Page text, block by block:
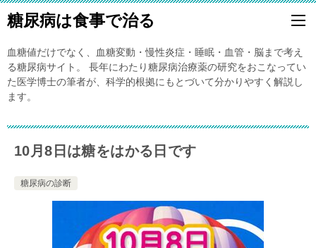
糖尿病は食事で治る
血糖値だけでなく、血糖変動・慢性炎症・睡眠・血管・脳まで考え
る糖尿病サイト。 長年にわたり糖尿病治療薬の研究をおこなってい
た医学博士の筆者が、科学的根拠にもとづいて分かりやすく解説し
ます。
10月8日は糖をはかる日です
糖尿病の診断